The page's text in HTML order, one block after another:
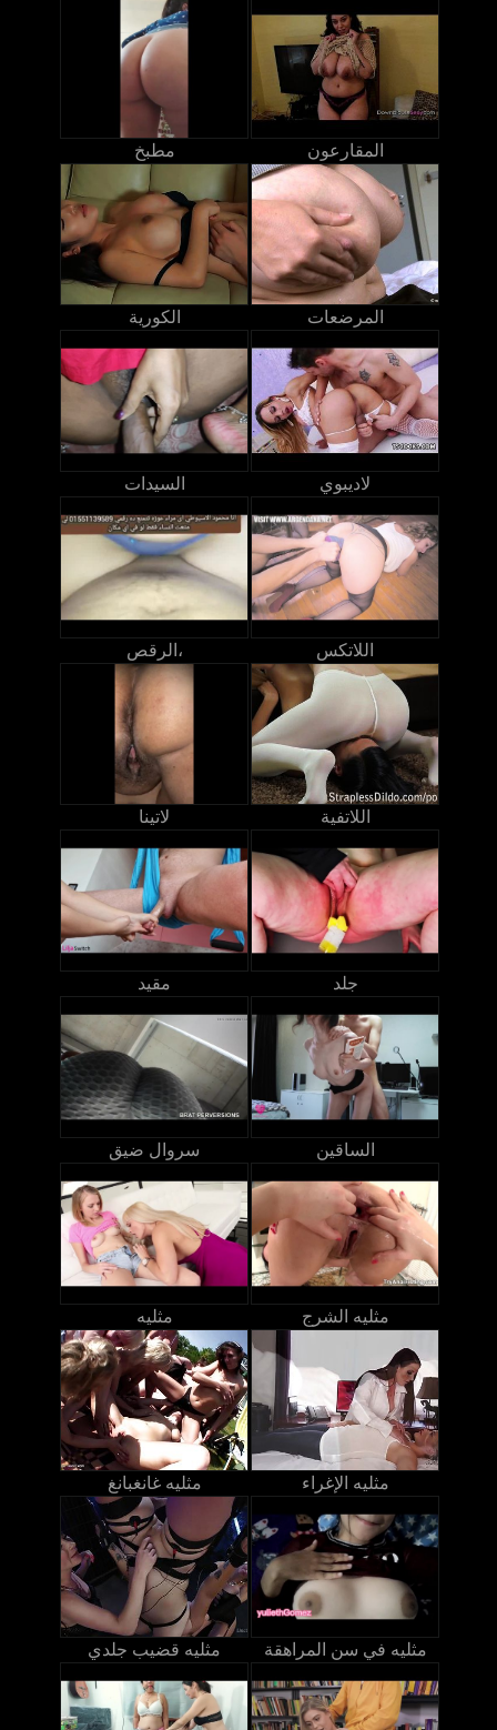
مطبخ المقارعون
الكورية المرضعات
السيدات لاديبوي
الرقص، اللاتكس
لاتينا اللاتفية
مقيد جلد
سروال ضيق الساقين
مثليه مثليه الشرج
مثليه غانغبانغ مثليه الإغراء
مثليه قضيب جلدي مثليه في سن المراهقة